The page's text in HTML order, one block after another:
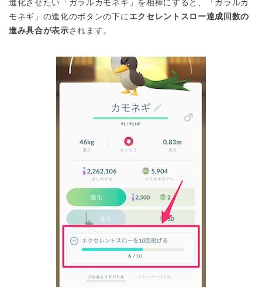
進化させたい「ガラルカモネギ」を相棒にすると、「ガラルカ
モネギ」の進化のボタンの下に エクセレントスロー達成回数の
進み具合が表示 されます。